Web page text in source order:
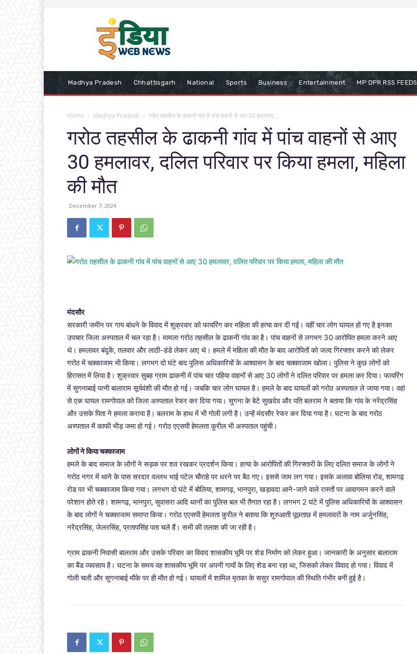
Madhya Pradesh Chhattisgarh National Sports Business Entertainment MP DPR RSS FEEDS
Home Madhya Pradesh गरोठ तहसील के ढाकनी गांव में पांच वाहनों से आए 30 हमलावर,...
गरोठ तहसील के ढाकनी गांव में पांच वाहनों से आए
30 हमलावर, दलित परिवार पर किया हमला, महिला
की मौत
December 7, 2024
मंदसौर
सरकारी जमीन पर गाय बांधने के विवाद में शुक्रवार को फायरिंग कर महिला की हत्या कर दी गई। वहीं चार लोग घायल हो गए है इनका
उपचार जिला अस्पताल में चल रहा है। मामला गरोठ तहसील के ढाकनी गांव का है। पांच वाहनों से लगभग 30 आरोपित हमला करने आए
थे। हमलावर बंदूकें, तलवार और लाठी-डंडे लेकर आए थे। हमले में महिला की मौत के बाद आरोपितों को जल्द गिरफ्तार करने को लेकर
गरोठ में चक्काजाम भी किया। लगभग दो घंटे बाद पुलिस अधिकारियों के आश्वासन के बाद चक्काजाम खोला। पुलिस ने कुछ लोगों को
हिरासत में लिया है। शुक्रवार सुबह ग्राम ढाकनी में पांच चार पहिया वाहनों से आए 30 लोगों ने दलित परिवार पर हमला कर दिया। फायरिंग
में सुगनाबाई पत्नी बालाराम सूर्यवंशी की मौत हो गई। जबकि चार लोग घायल है। हमले के बाद घायलों को गरोठ अस्पताल ले जाया गया। वहां
से एक घायल रामगोपाल को जिला अस्पताल रेफर कर दिया गया। सुगना के बेटे सुखदेव और पति बलराम ने बताया कि गांव के नरेंद्रसिंह
और उसके पिता ने हमला कराया है। बलराम के हाथ में भी गोली लगी है। उन्हें मंदसौर रेफर कर दिया गया है। घटना के बाद गरोठ
अस्पताल में काफी भीड़ जमा हो गई। गरोठ एएसपी हेमलता कुरील भी अस्पताल पहुंची।
लोगों ने किया चक्काजाम
हमले के बाद समाज के लोगों ने सड़क पर शव रखकर प्रदर्शन किया। हत्या के आरोपितों की गिरफ्तारी के लिए दलित समाज के लोगों ने
गरोठ नगर में थाने के पास सरदार वल्लभ भाई पटेल चौराहे पर धरने पर बैठ गए। इससे जाम लग गया। इसके अलावा बोलिया रोड, शामगढ़
रोड पर भी चक्काजाम किया गया। लगभग दो घंटे में बोलिया, शामगढ़, भानपुरा, खड़ावदा आने-जाने वाले रास्तों पर आवागमन करने वाले
परेशान होते रहे। शामगढ़, भानपुरा, सुवासरा आदि थानों का पुलिस बल भी तैनात रहा है। लगभग 2 घंटे में पुलिस अधिकारियों के आश्वासन
के बाद लोगों ने चक्काजाम समाप्त किया। गरोठ एएसपी हेमलता कुरील ने बताया कि शुरुआती पूछताछ में हमलावरों के नाम अर्जुनसिंह,
नरेंद्रसिंह, जेलरसिंह, प्रतापसिंह पता चले हैं। सभी की तलाश की जा रही है।
ग्राम ढाकनी निवासी बालराम और उसके परिवार का विवाद शासकीय भूमि पर शेड निर्माण को लेकर हुआ। जानकारी के अनुसार बालाराम
का बैंड व्यवसाय है। घटना के समय वह शासकीय भूमि पर अपनी गायों के लिए शेड बना रहा था, जिसको लेकर विवाद हो गया। विवाद में
गोली चली और सुगनाबाई मौके पर ही मौत हो गई। घायलों में शामिल मृतका के ससुर रामगोपाल की स्थिति गंभीर बनी हुई है।